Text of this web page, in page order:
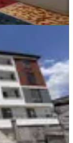
Mah.